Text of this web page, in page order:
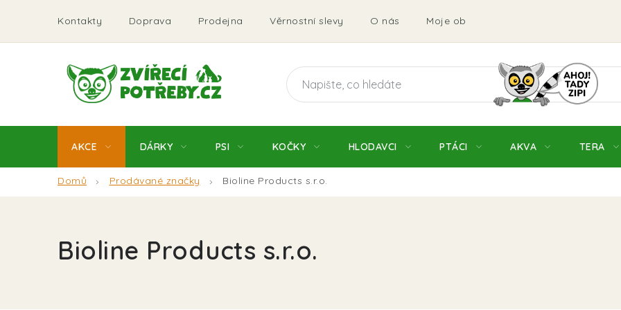
obsah
Kontakty Doprava Prodejna Věrnostní slevy O nás Moje objednávka Obchodní
AKCE DÁRKY PSI KOČKY HLODAVCI PTÁCI AKVA TERA
Domů Prodávané značky Bioline Products s.r.o.
Bioline Products s.r.o.